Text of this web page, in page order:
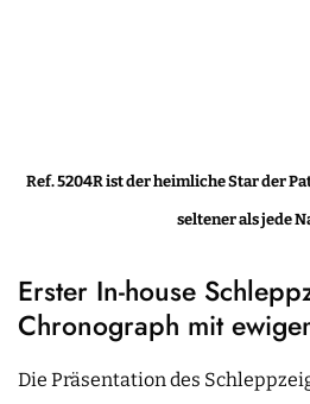
Ref. 5204R ist der heimliche Star der
seltener als jede
Erster In-house
Chronograph mit
Die Präsentation des